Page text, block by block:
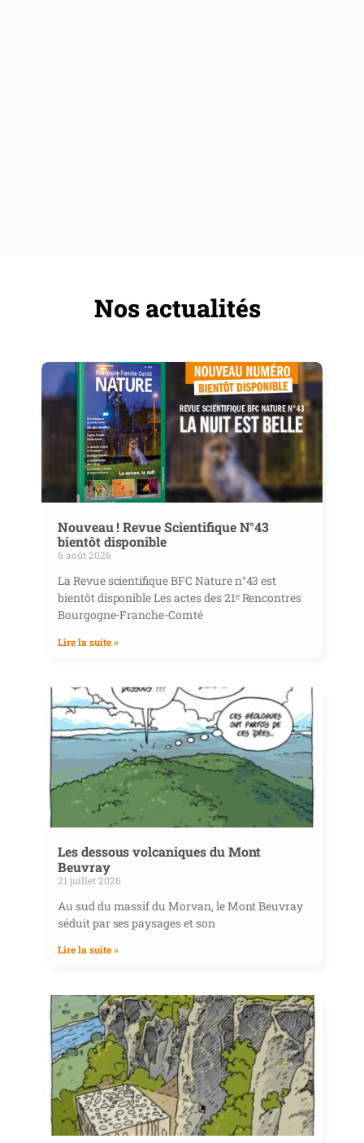
Nos actualités
Nouveau ! Revue Scientifique N°43
bientôt disponible
6 août 2026
La Revue scientifique BFC Nature n°43 est
bientôt disponible Les actes des 21ᵉ Rencontres
Bourgogne-Franche-Comté
Lire la suite »
Les dessous volcaniques du Mont
Beuvray
21 juillet 2026
Au sud du massif du Morvan, le Mont Beuvray
séduit par ses paysages et son
Lire la suite »